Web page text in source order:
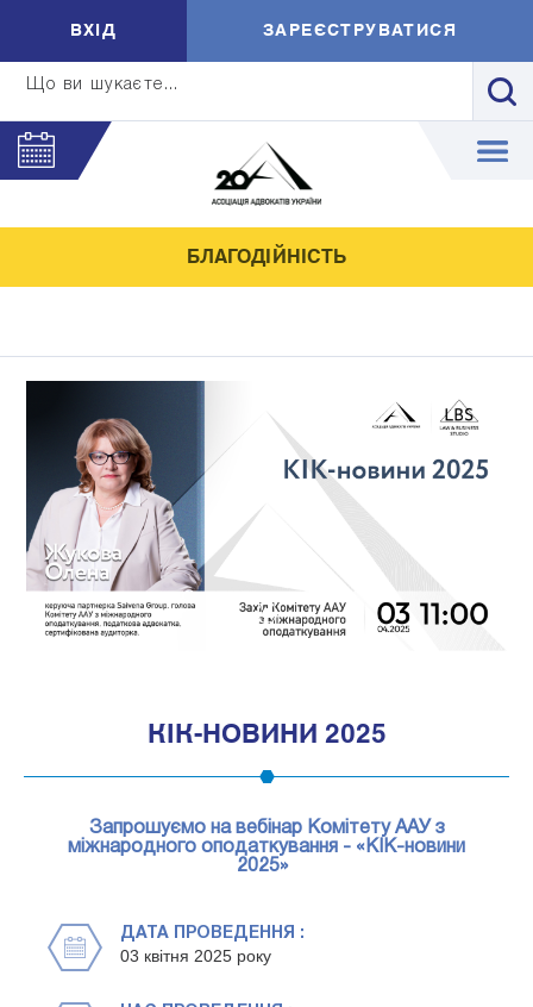
Що ви шукаєте...
ВXIД ЗАРЕЄСТРУВАТИСЯ
БЛАГОДІЙНІСТЬ
1
КІК-НОВИНИ 2025
Запрошуємо на вебінар Комітету ААУ з
міжнародного оподаткування - «КІК-новини
2025»
ДАТА ПРОВЕДЕННЯ :
03 квітня 2025 року